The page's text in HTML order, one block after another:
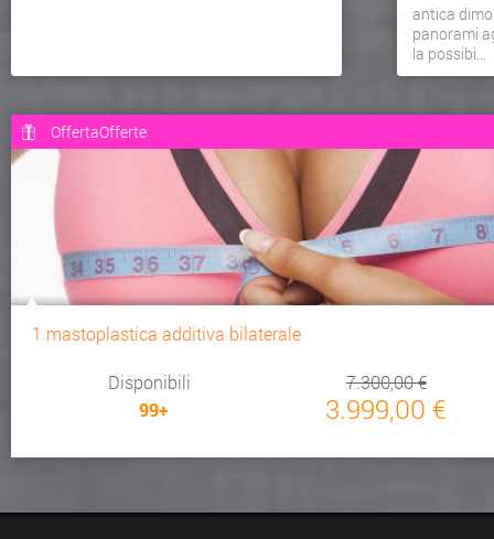
antica
panorami
la possibi...
OffertaOfferte
1 mastoplastica additiva bilaterale
Disponibili
99+
7.300,00 €
3.999,00 €